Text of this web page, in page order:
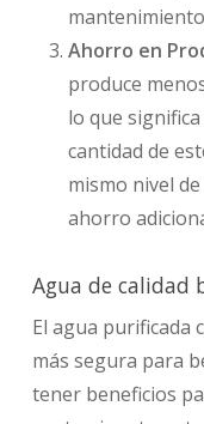
Ahorro en
produce
lo que
cantidad de
mismo nivel
ahorro
Agua de calidad
El agua purificada
más segura para
tener beneficios